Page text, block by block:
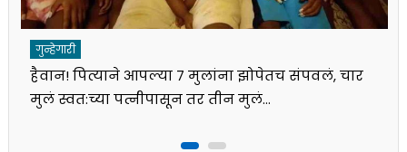
गुन्हेगारी
हैवान! पित्याने आपल्या ७ मुलांना झोपेतच संपवलं, चार
मुलं स्वत:च्या पत्नीपासून तर तीन मुलं…